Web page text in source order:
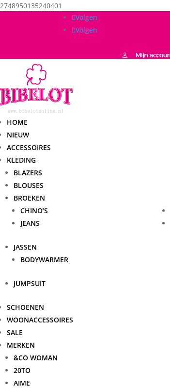
2748950135240401
Volgen
Volgen
HOME
NIEUW
ACCESSOIRES
KLEDING
BLAZERS
BLOUSES
BROEKEN
CHINO’S
JEANS
JASSEN
BODYWARMER
JUMPSUIT
SCHOENEN
WOONACCESSOIRES
SALE
MERKEN
&CO WOMAN
20TO
AIME